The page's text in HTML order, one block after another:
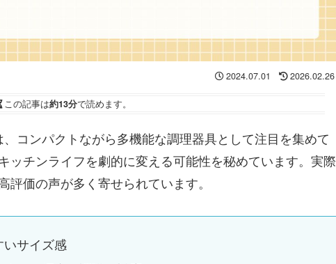
2024.07.01 2026.02.26
この記事は約13分で読めます。
コンパクトながら多機能な調理器具として注目を集めて
ッチンライフを劇的に変える可能性を秘めています。実際
価の声が多く寄せられています。
サイズ感